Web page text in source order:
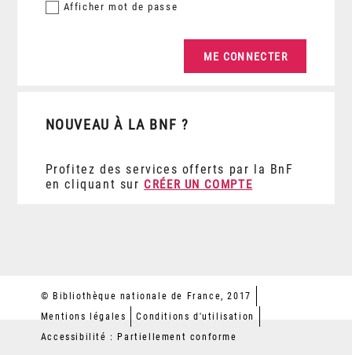
Afficher mot de passe
NOUVEAU À LA BNF ?
Profitez des services offerts par la BnF
en cliquant sur CRÉER UN COMPTE
© Bibliothèque nationale de France, 2017
Mentions légales
Conditions d'utilisation
Accessibilité : Partiellement conforme